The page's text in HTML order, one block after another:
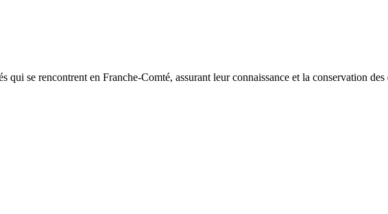
qui se rencontrent en Franche-Comté, assurant leur connaissance et la conservation des